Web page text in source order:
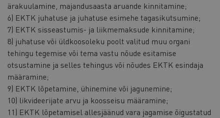
ärakuulamine, majandusaasta aruande kinnitamine;
6) EKTK juhatuse ja juhatuse esimehe tagasikutsumine;
7) EKTK sisseastumis- ja liikmemaksude kinnitamine;
8) juhatuse või üldkoosoleku poolt valitud muu organi
tehingu tegemise või tema vastu nõude esitamise
otsustamine ja selles tehingus või nõudes EKTK esindaja
määramine;
9) EKTK lõpetamine, ühinemine või jagunemine;
10) likvideerijate arvu ja koosseisu määramine;
11) EKTK lõpetamisel allesjäänud vara jagamise õigustatud